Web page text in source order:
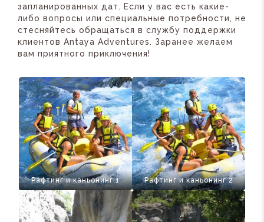
запланированных дат. Если у вас есть какие-
либо вопросы или специальные потребности, не
стесняйтесь обращаться в службу поддержки
клиентов Antaya Adventures. Заранее желаем
вам приятного приключения!
Рафтинг и каньонинг 1 Рафтинг и каньонинг 2